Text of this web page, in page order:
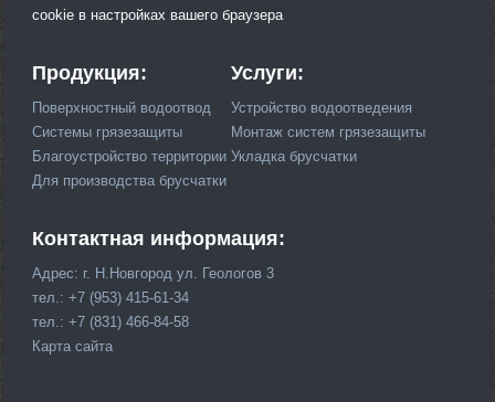
cookie в настройках вашего браузера
Продукция:
Поверхностный водоотвод
Системы грязезащиты
Благоустройство территории
Для производства брусчатки
Услуги:
Устройство водоотведения
Монтаж систем грязезащиты
Укладка брусчатки
Контактная информация:
Адрес: г. Н.Новгород ул. Геологов 3
тел.: +7 (953) 415-61-34
тел.: +7 (831) 466-84-58
Карта сайта